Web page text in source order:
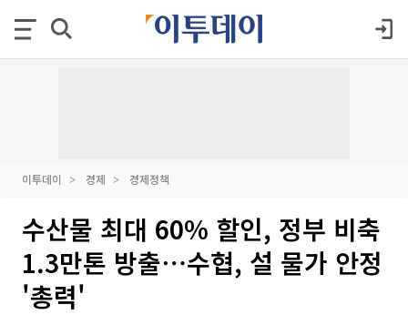
이투데이 경제 경제정책
수산물 최대 60% 할인, 정부 비축
1.3만톤 방출⋯수협, 설 물가 안정
'총력'